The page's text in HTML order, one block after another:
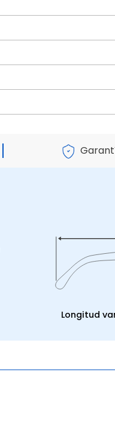
Longitud